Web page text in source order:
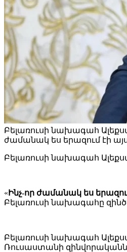
Բելառուսի նախագահ
ժամանակ ես երազում էի
Բելառուսի նախագահ
« Ինչ-որ ժամանակ ես
Բելառուսի նախագահը
Բելառուսի նախագահ
Ռուսաստանի